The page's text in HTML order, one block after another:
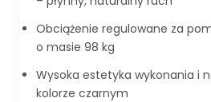
Obciążenie regulowane za
o masie 98 kg
Wysoka estetyka wykonania i
kolorze czarnym